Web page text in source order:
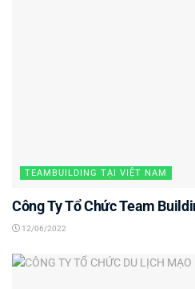
TEAMBUILDING TẠI VIỆT NAM
Công Ty Tổ Chức Team
12/06/2022